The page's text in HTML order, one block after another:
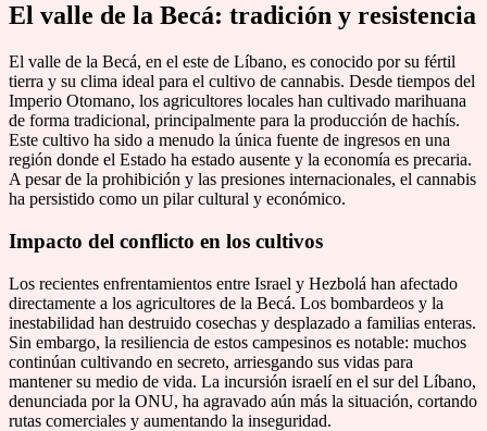
El valle de la Becá: tradición y resistencia
El valle de la Becá, en el este de Líbano, es conocido por su fértil
tierra y su clima ideal para el cultivo de cannabis. Desde tiempos del
Imperio Otomano, los agricultores locales han cultivado marihuana
de forma tradicional, principalmente para la producción de hachís.
Este cultivo ha sido a menudo la única fuente de ingresos en una
región donde el Estado ha estado ausente y la economía es precaria.
A pesar de la prohibición y las presiones internacionales, el cannabis
ha persistido como un pilar cultural y económico.
Impacto del conflicto en los cultivos
Los recientes enfrentamientos entre Israel y Hezbolá han afectado
directamente a los agricultores de la Becá. Los bombardeos y la
inestabilidad han destruido cosechas y desplazado a familias enteras.
Sin embargo, la resiliencia de estos campesinos es notable: muchos
continúan cultivando en secreto, arriesgando sus vidas para
mantener su medio de vida. La incursión israelí en el sur del Líbano,
denunciada por la ONU, ha agravado aún más la situación, cortando
rutas comerciales y aumentando la inseguridad.